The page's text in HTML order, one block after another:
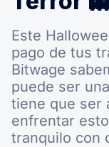
Este
pago de tus
Bitwage
puede ser
tiene que ser
enfrentar
tranquilo con